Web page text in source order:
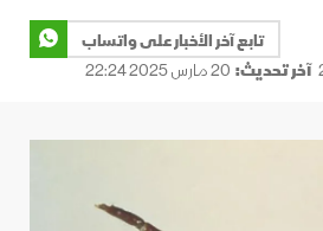
تابع آخر الأخبار على واتساب
آخر تحديث: 20 مارس 2025 22:24